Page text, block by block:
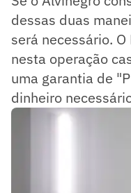
dessas duas
será necessário.
nesta operação
uma garantia de
dinheiro